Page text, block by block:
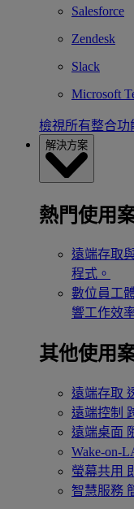
Salesforce
Zendesk
Slack
Microsoft
檢視所有整合功
解決方案
熱門使用
遠端存取
程式。
數位員工
響工作效
其他使用
遠端存取
遠端控制
遠端桌面
Wake-on-
螢幕共用
智慧服務